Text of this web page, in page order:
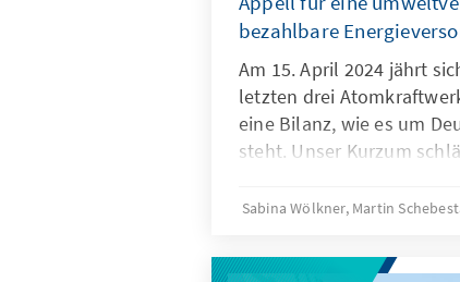
bezahlbare
Am 15. April 2024 jährt
letzten drei
eine Bilanz, wie es um
steht. Unser Kurzum
Sabina Wölkner, Martin